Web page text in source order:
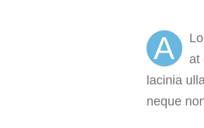
A
at
lacinia
neque